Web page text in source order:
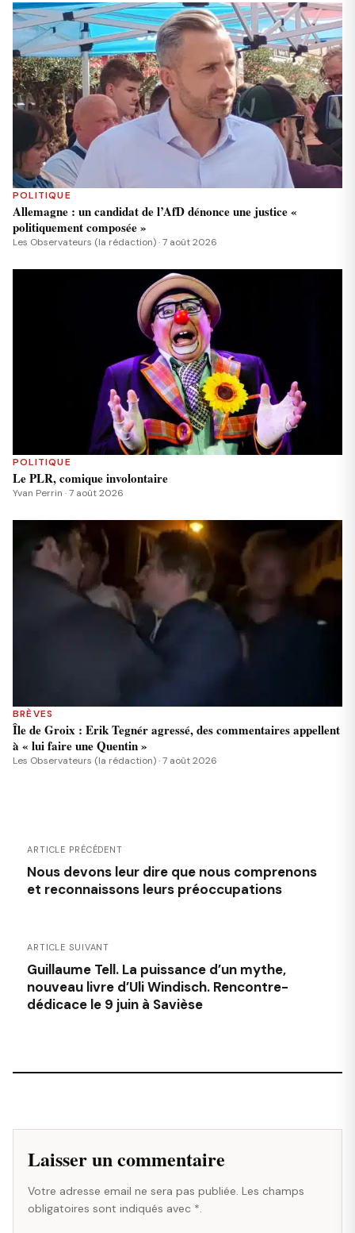
POLITIQUE
Allemagne : un candidat de l’AfD dénonce une justice «
politiquement composée »
Les Observateurs (la rédaction) · 7 août 2026
POLITIQUE
Le PLR, comique involontaire
Yvan Perrin · 7 août 2026
BRÈVES
Île de Groix : Erik Tegnér agressé, des commentaires appellent
à « lui faire une Quentin »
Les Observateurs (la rédaction) · 7 août 2026
ARTICLE PRÉCÉDENT
Nous devons leur dire que nous comprenons
et reconnaissons leurs préoccupations
ARTICLE SUIVANT
Guillaume Tell. La puissance d’un mythe,
nouveau livre d’Uli Windisch. Rencontre-
dédicace le 9 juin à Savièse
Laisser un commentaire
Votre adresse email ne sera pas publiée. Les champs
obligatoires sont indiqués avec *.